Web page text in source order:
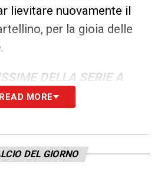
lievitare nuovamente il
per la gioia delle
DELLA SERIE A
READ MORE
DEL GIORNO